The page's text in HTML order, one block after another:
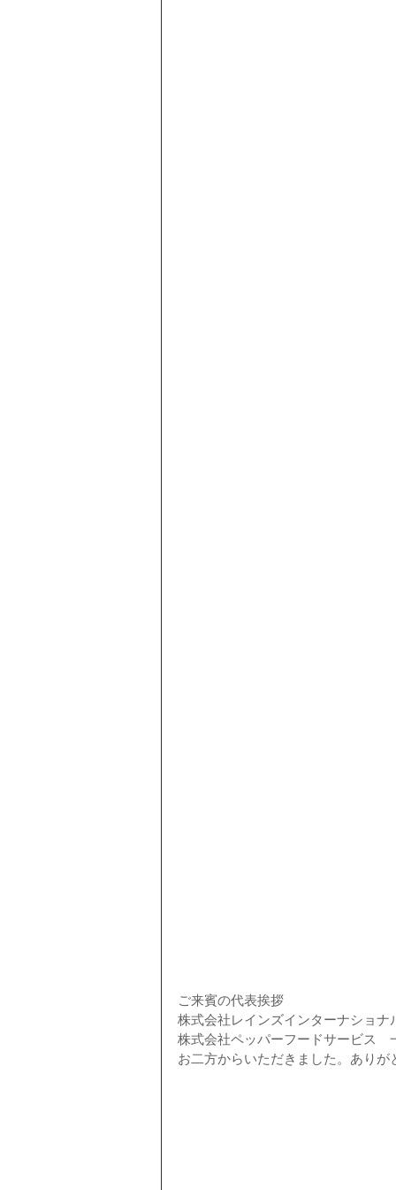
ご来賓の代表挨拶
株式会社レインズインターナショナ
株式会社ペッパーフードサービス　
お二方からいただきました。ありが